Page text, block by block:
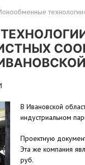
В Ивановской
индустриальном
Проектную
Эта же компания
руб.